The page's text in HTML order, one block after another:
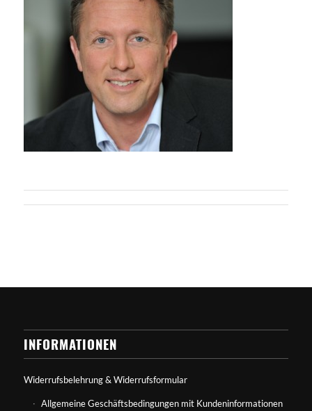
INFORMATIONEN
Widerrufsbelehrung & Widerrufsformular
Allgemeine Geschäftsbedingungen mit Kundeninformationen